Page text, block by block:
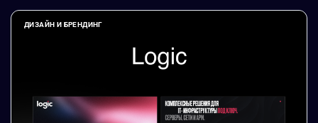
ДИЗАЙН И БРЕНДИНГ